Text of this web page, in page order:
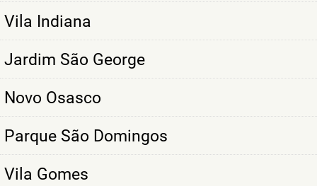
Vila Indiana
Jardim São George
Novo Osasco
Parque São Domingos
Vila Gomes